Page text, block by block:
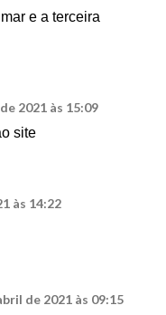
e a terceira
2021 às 15:09
site
às 14:22
de 2021 às 09:15